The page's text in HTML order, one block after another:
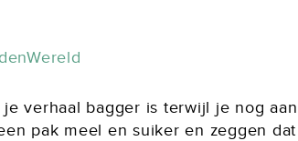
je verhaal bagger is terwijl je nog
pak meel en suiker en zeggen